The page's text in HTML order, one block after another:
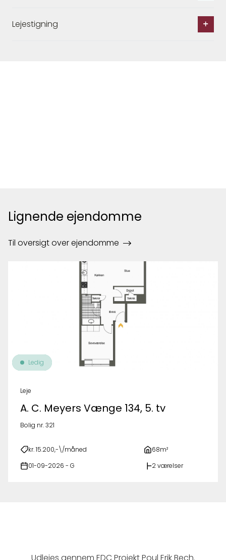
Lejestigning
Lignende ejendomme
Til oversigt over ejendomme
Ledig
Leje
A. C. Meyers Vænge 134, 5. tv
Bolig nr. 321
kr. 15.200,-\/måned 68m²
01-09-2026 - G 2 værelser
Udlejes gennem EDC Projekt Poul Erik Bech.